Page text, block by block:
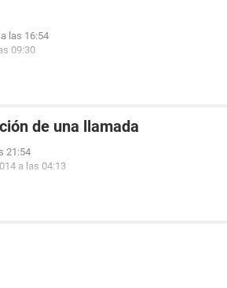
las 16:54
09:30
de una llamada
21:54
a las 04:13